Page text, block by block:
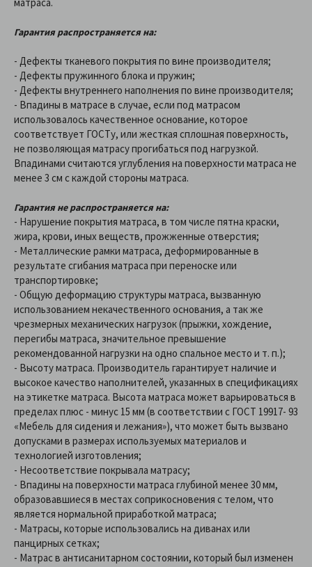
Гарантия распространяется на:
- Дефекты тканевого покрытия по вине производителя;
- Дефекты пружинного блока и пружин;
- Дефекты внутреннего наполнения по вине производителя;
- Впадины в матрасе в случае, если под матрасом
использовалось качественное основание, которое
соответствует ГОСТу, или жесткая сплошная поверхность,
не позволяющая матрасу прогибаться под нагрузкой.
Впадинами считаются углубления на поверхности матраса не
менее 3 см с каждой стороны матраса.
Гарантия не распространяется на:
- Нарушение покрытия матраса, в том числе пятна краски,
жира, крови, иных веществ, прожженные отверстия;
- Металлические рамки матраса, деформированные в
результате сгибания матраса при переноске или
транспортировке;
- Общую деформацию структуры матраса, вызванную
использованием некачественного основания, а так же
чрезмерных механических нагрузок (прыжки, хождение,
перегибы матраса, значительное превышение
рекомендованной нагрузки на одно спальное место и т. п.);
- Высоту матраса. Производитель гарантирует наличие и
высокое качество наполнителей, указанных в спецификациях
на этикетке матраса. Высота матраса может варьироваться в
пределах плюс - минус 15 мм (в соответствии с ГОСТ 19917- 93
«Мебель для сидения и лежания»), что может быть вызвано
допусками в размерах используемых материалов и
технологией изготовления;
- Несоответствие покрывала матрасу;
- Впадины на поверхности матраса глубиной менее 30 мм,
образовавшиеся в местах соприкосновения с телом, что
является нормальной приработкой матраса;
- Матрасы, которые использовались на диванах или
панцирных сетках;
- Матрас в антисанитарном состоянии, который был изменен